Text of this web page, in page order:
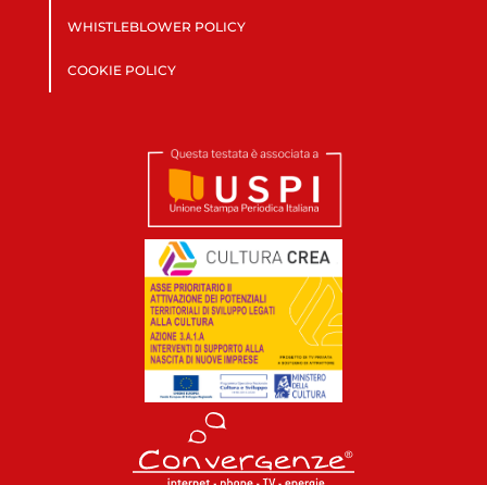
WHISTLEBLOWER POLICY
COOKIE POLICY